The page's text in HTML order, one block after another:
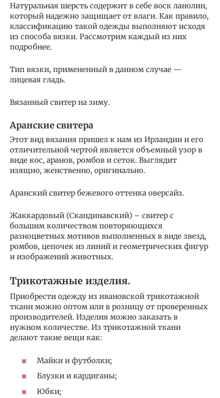
Натуральная шерсть содержит в себе воск ланолин,
который надежно защищает от влаги. Как правило,
классификацию такой одежды выполняют исходя
из способа вязки. Рассмотрим каждый из них
подробнее.
Тип вязки, примененный в данном случае —
лицевая гладь.
Вязанный свитер на зиму.
Аранские свитера
Этот вид вязания пришел к нам из Ирландии и его
отличительной чертой является объемный узор в
виде кос, аранов, ромбов и сеток. Выглядит
изящно, женственно, оригинально.
Аранский свитер бежевого оттенка оверсайз.
Жаккардовый (Скандинавский) – свитер с
большим количеством повторяющихся
разноцветных мотивов выполненных в виде звезд,
ромбов, цепочек из линий и геометрических фигур
и изображений животных.
Трикотажные изделия.
Приобрести одежду из ивановской трикотажной
ткани можно оптом или в розницу от проверенных
производителей. Изделия можно заказать в
нужном количестве. Из трикотажной ткани
делают такие вещи как:
Майки и футболки;
Блузки и кардиганы;
Юбки;